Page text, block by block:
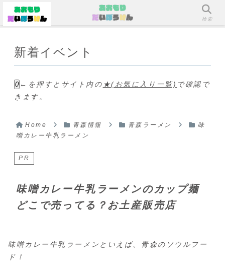
新着イベント
0 ←を押すとサイト内の ★(お気に入り一覧) で確認で
きます。
Home 青森情報 青森ラーメン
味
噌カレー牛乳ラーメン
PR
味噌カレー牛乳ラーメンのカップ麺
どこで売ってる？お土産販売店
味噌カレー牛乳ラーメンといえば、青森のソウルフー
ド！
メニュー 検索